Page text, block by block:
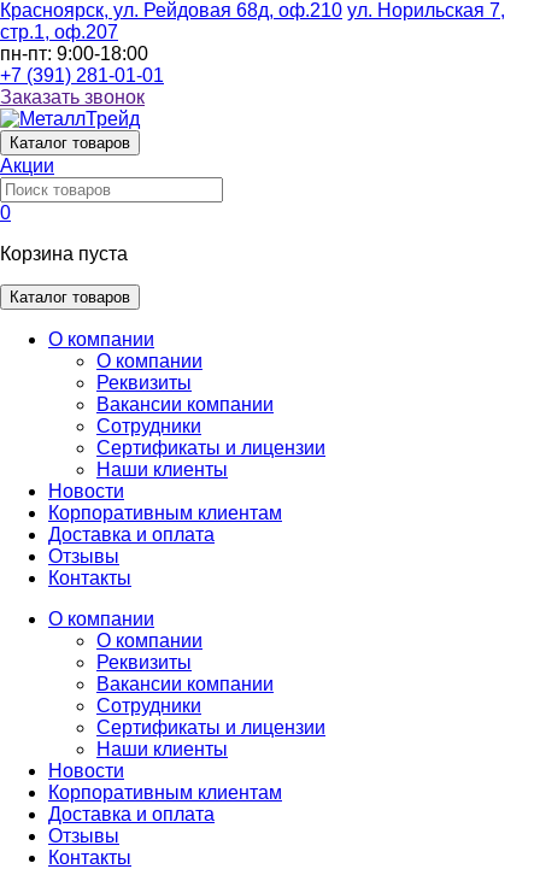
Красноярск, ул. Рейдовая 68д, оф.210 ул. Норильская 7,
стр.1, оф.207
пн-пт: 9:00-18:00
+7 (391) 281-01-01
Заказать звонок
Каталог товаров
Акции
0
Корзина пуста
Каталог товаров
О компании
О компании
Реквизиты
Вакансии компании
Сотрудники
Сертификаты и лицензии
Наши клиенты
Новости
Корпоративным клиентам
Доставка и оплата
Отзывы
Контакты
О компании
О компании
Реквизиты
Вакансии компании
Сотрудники
Сертификаты и лицензии
Наши клиенты
Новости
Корпоративным клиентам
Доставка и оплата
Отзывы
Контакты